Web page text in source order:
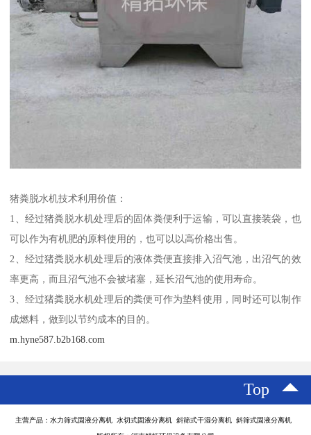
猪粪脱水机技术利用价值：
1、经过猪粪脱水机处理后的固体粪便利于运输，可以直接装袋，也
可以作为有机肥的原料使用的，也可以以高价格出售。
2、经过猪粪脱水机处理后的液体粪便直接排入沼气池，出沼气的效
率更高，而且沼气池不会被堵塞，延长沼气池的使用寿命。
3、经过猪粪脱水机处理后的粪便可作为垫料使用，同时还可以制作
成燃料，做到以节约成本的目的。
m.hyne587.b2b168.com
Top
主营产品：水力筛式固液分离机 水切式固液分离机 斜筛式干湿分离机 斜筛式固液分离机